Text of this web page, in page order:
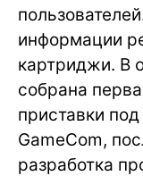
информации
картриджи. В
собрана
приставки
GameCom,
разработка